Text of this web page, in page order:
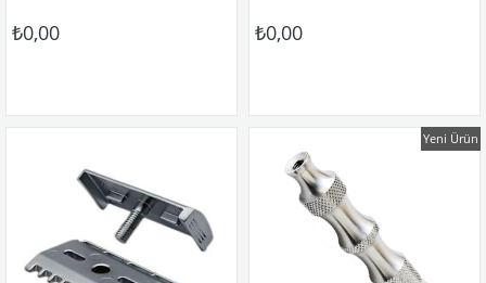
₺0,00 ₺0,00
Yeni Ürün